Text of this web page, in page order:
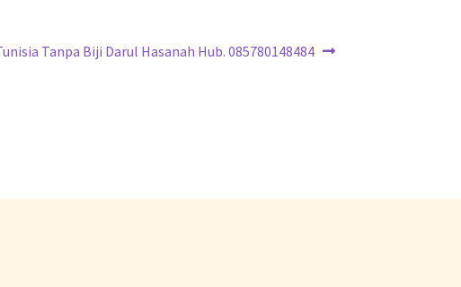
Tanpa Biji Darul Hasanah Hub. 085780148484